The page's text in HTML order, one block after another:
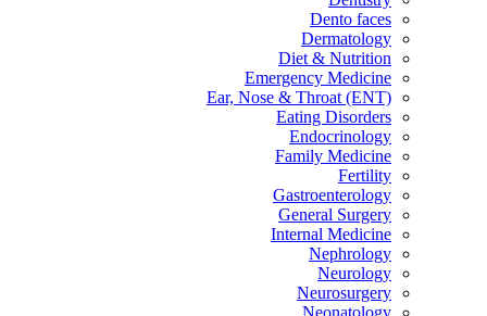
Dento faces
Dermatology
Diet & Nutrition
Emergency Medicine
Ear, Nose & Throat (ENT)
Eating Disorders
Endocrinology
Family Medicine
Fertility
Gastroenterology
General Surgery
Internal Medicine
Nephrology
Neurology
Neurosurgery